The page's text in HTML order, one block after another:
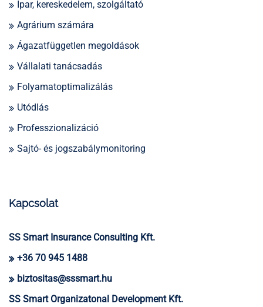
Ipar, kereskedelem, szolgáltató
Agrárium számára
Ágazatfüggetlen megoldások
Vállalati tanácsadás
Folyamatoptimalizálás
Utódlás
Professzionalizáció
Sajtó- és jogszabálymonitoring
Kapcsolat
SS Smart Insurance Consulting Kft.
+36 70 945 1488
biztositas@sssmart.hu
SS Smart Organizatonal Development Kft.